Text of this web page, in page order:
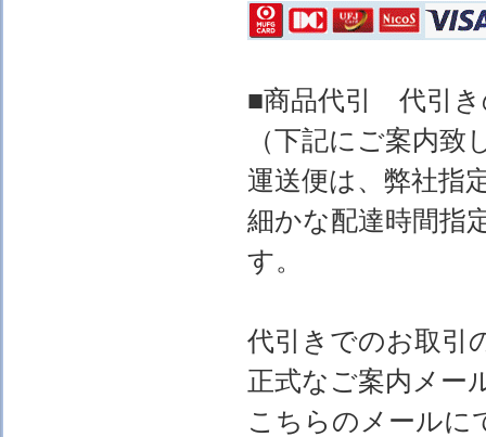
■商品代引 代引き
（下記にご案内
運送便は、弊社指
細かな配達時間指
す。
代引きでのお取引
正式なご案内メー
こちらのメールに